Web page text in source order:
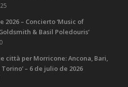
2026 – Concierto ‘Music of
& Basil Poledouris’
città per Morricone: Ancona, Bari,
– 6 de julio de 2026